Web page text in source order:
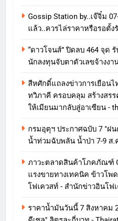
Gossip Station by..เจ๊จิ๋ม
แล้ว..ควรไล่ราคาหรือรอตั้ง
“ดาวโจนส์” ปิดลบ 464 จุด
นักลงทุนจับตาตัวเลขจ้างงา
สีหศักดิ์แถลงข่าวการเยือน
ทวิภาคี ครอบคลุม สร้างสร
ให้เมียนมากลับสู่อาเซียน -
กรมอุตุฯ ประกาศฉบับ 7 "ฝ
น้ำท่วมฉับพลัน น้ำป่า 7-9 ส.
ภาวะตลาดสินค้าโภคภัณฑ์
แรงขายทางเทคนิค ข้าวโพ
โฟเควสท์ - สำนักข่าวอินโฟ
ราคาน้ำมันวันนี้ 7 สิงหาคม